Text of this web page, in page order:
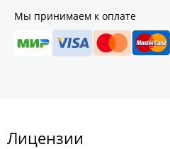
Мы принимаем к оплате
Лицензии